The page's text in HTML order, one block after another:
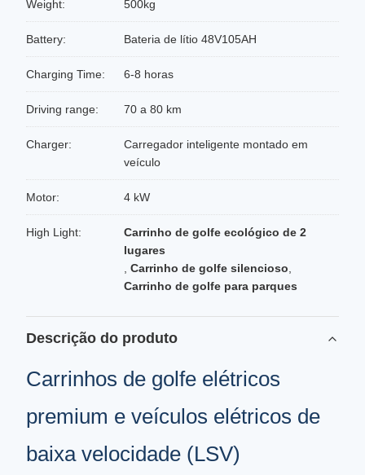
Weight: 500kg
Battery: Bateria de lítio 48V105AH
Charging Time: 6-8 horas
Driving range: 70 a 80 km
Charger:
Carregador inteligente montado em
veículo
Motor: 4 kW
High Light:
Carrinho de golfe ecológico de 2
lugares
Carrinho de golfe silencioso
Carrinho de golfe para parques
Descrição do produto
Carrinhos de golfe elétricos
premium e veículos elétricos de
baixa velocidade (LSV)